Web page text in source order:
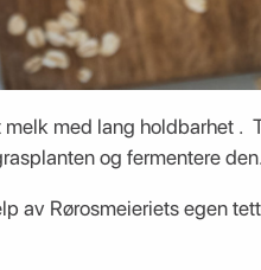
med lang holdbarhet .
og fermentere den.
av Rørosmeieriets egen